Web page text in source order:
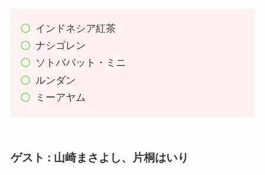
インドネシア紅茶
ナシゴレン
ソトババット・ミニ
ルンダン
ミーアヤム
ゲスト : 山崎まさよし、片桐はいり